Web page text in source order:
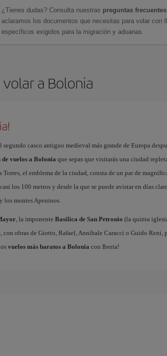
¿Tienes dudas? Consulta nuestras preguntas
aclaramos los documentos que necesitas para volar con
específicos exigidos para la migración y aduanas.
a Bolonia
casco antiguo medieval más grande de Europa
vuelos a Bolonia que sepas que visitarás una ciudad
Torres, el emblema de la ciudad, consta de un par de
los 100 metros y desde la que se puede avistar en días
los montes Apeninos.
, la imponente Basílica de San Petronio (la quinta
, con obras de Giotto, Rafael, Annibale Caracci o Guido Reni,
vuelos más baratos a Bolonia con Iberia!